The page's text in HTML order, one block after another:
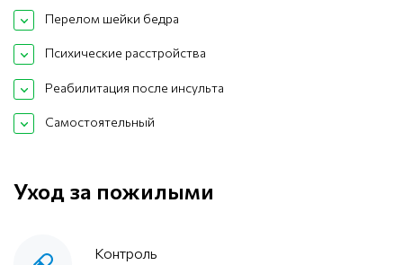
Перелом шейки бедра
Психические расстройства
Реабилитация после инсульта
Самостоятельный
Уход за пожилыми
Контроль